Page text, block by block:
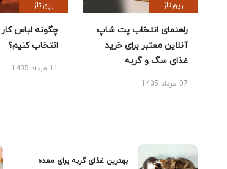
رپورتاژ
راهنمای انتخاب پت شاپ
آنلاین معتبر برای خرید
غذای سگ و گربه
07 مرداد 1405
رپورتاژ
چگونه لباس
انتخاب کنیم؟
11 مرداد 1405
بهترین غذای گربه برای معده